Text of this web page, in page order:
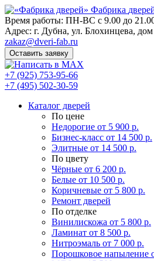
Фабрика
Время работы: ПН-ВС с 9.00 до
Адрес: г. Дубна, ул. Блохинцева, дом
zakaz@dveri-fab.ru
Оставить заявку
+7 (925) 753-95-66
+7 (495) 502-30-59
Каталог дверей
По цене
Недорогие от 5 900 р.
Бизнес-класс от 14 500 р.
Элитные от 14 500 р.
По цвету
Чёрные от 6 200 р.
Белые от 10 500 р.
Коричневые от 5 800 р.
Ремонт дверей
По отделке
Винилискожа от 5 800 р.
Ламинат от 8 500 р.
Нитроэмаль от 7 000 р.
Порошковое напыление